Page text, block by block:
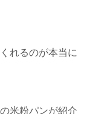
れるのが本当に
米粉パンが紹介